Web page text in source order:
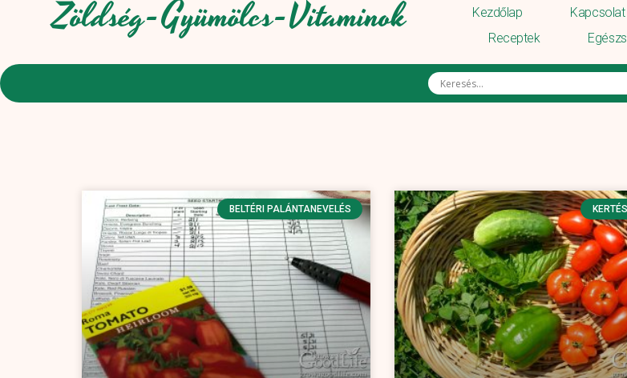
Zöldség-Gyümölcs-Vitaminok Kezdőlap Kapcsolat
Receptek
BELTÉRI PALÁNTANEVELÉS